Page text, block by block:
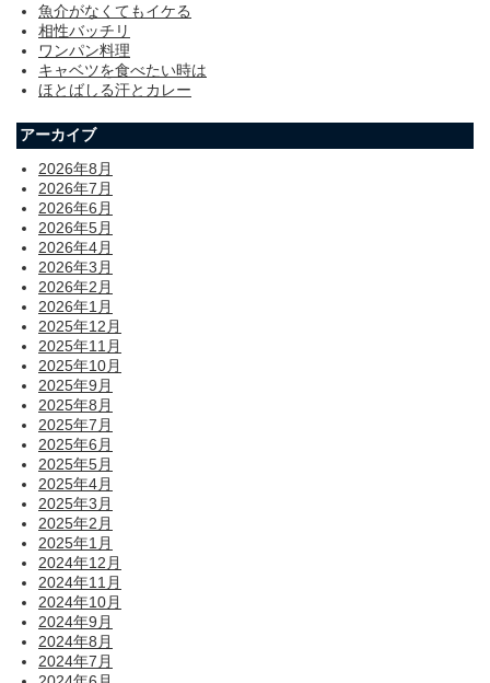
魚介がなくてもイケる
相性バッチリ
ワンパン料理
キャベツを食べたい時は
ほとばしる汗とカレー
アーカイブ
2026年8月
2026年7月
2026年6月
2026年5月
2026年4月
2026年3月
2026年2月
2026年1月
2025年12月
2025年11月
2025年10月
2025年9月
2025年8月
2025年7月
2025年6月
2025年5月
2025年4月
2025年3月
2025年2月
2025年1月
2024年12月
2024年11月
2024年10月
2024年9月
2024年8月
2024年7月